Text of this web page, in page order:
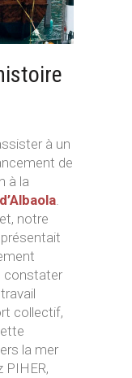
à un
de
à la
.
notre
constater
collectif,
la mer
PIHER,